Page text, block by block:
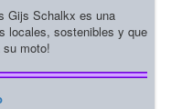
Gijs Schalkx es una
locales, sostenibles y que
su moto!